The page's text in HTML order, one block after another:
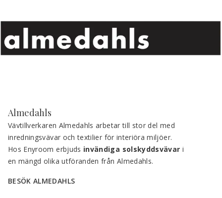
Almedahls
Vävtillverkaren Almedahls arbetar till stor del med
inredningsvävar och textilier för interiöra miljöer.
Hos Enyroom erbjuds invändiga solskyddsvävar i
en mängd olika utföranden från Almedahls.
BESÖK ALMEDAHLS